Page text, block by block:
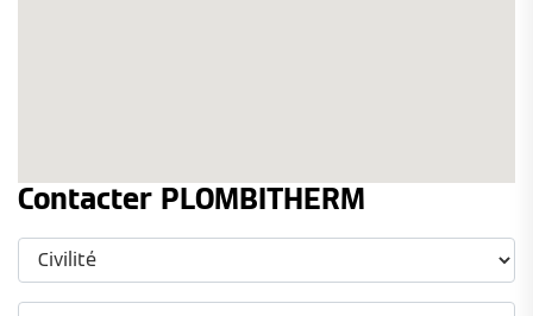
Contacter PLOMBITHERM